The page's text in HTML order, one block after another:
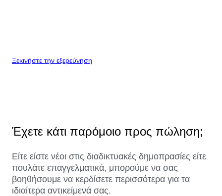
Ξεκινήστε την εξερεύνηση
Έχετε κάτι παρόμοιο προς πώληση;
Είτε είστε νέοι στις διαδικτυακές δημοπρασίες είτε
πουλάτε επαγγελματικά, μπορούμε να σας
βοηθήσουμε να κερδίσετε περισσότερα για τα
ιδιαίτερα αντικείμενά σας.